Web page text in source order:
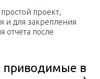
проект,
и для закрепления
отчета после
приводимые в